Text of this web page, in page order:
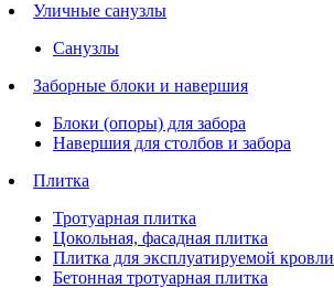
Уличные санузлы
Санузлы
Заборные блоки и навершия
Блоки (опоры) для забора
Навершия для столбов и забора
Плитка
Тротуарная плитка
Цокольная, фасадная плитка
Плитка для эксплуатируемой кровли
Бетонная тротуарная плитка